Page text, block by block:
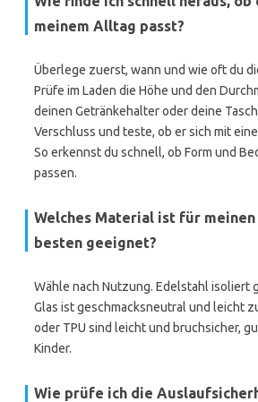
meinem Alltag passt?
Überlege zuerst, wann und wie oft du
Prüfe im Laden die Höhe und den
deinen Getränkehalter oder deine
Verschluss und teste, ob er sich mit
So erkennst du schnell, ob Form und
passen.
Welches Material ist für
besten geeignet?
Wähle nach Nutzung. Edelstahl isoliert
Glas ist geschmacksneutral und leicht
oder TPU sind leicht und bruchsicher,
Kinder.
Wie prüfe ich die